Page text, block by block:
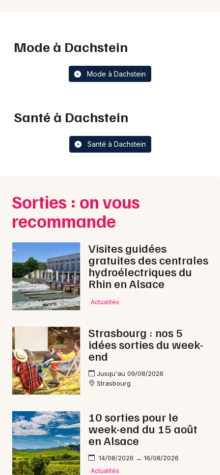
Mode à Dachstein
Mode à Dachstein
Santé à Dachstein
Santé à Dachstein
Sorties : on vous
recommande
Visites guidées
gratuites des centrales
hydroélectriques du
Rhin en Alsace
Actualités
Strasbourg : nos 5
idées sorties du week-
end
Jusqu'au 09/08/2026
Strasbourg
10 sorties pour le
week-end du 15 août
en Alsace
14/08/2026 → 16/08/2026
Actualités